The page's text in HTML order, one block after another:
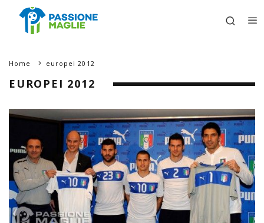
Home europei 2012
EUROPEI 2012